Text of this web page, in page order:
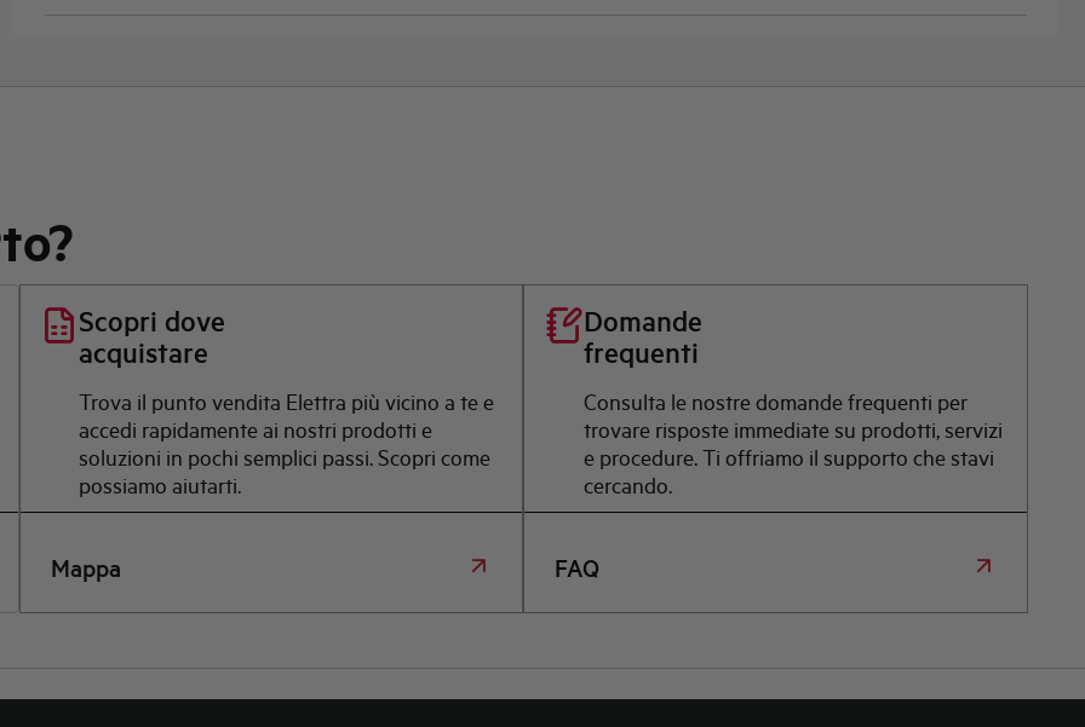
Scopri dove
acquistare
Trova il punto vendita Elettra più vicino a te e
accedi rapidamente ai nostri prodotti e
soluzioni in pochi semplici passi. Scopri come
possiamo aiutarti.
Mappa
Domande
frequenti
Consulta le nostre domande frequenti per
trovare risposte immediate su prodotti, servizi
e procedure. Ti offriamo il supporto che stavi
cercando.
FAQ